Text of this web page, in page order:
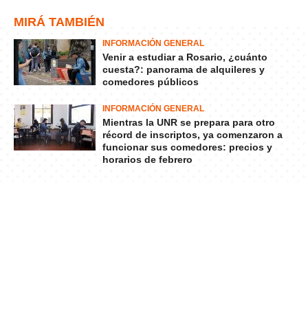
MIRÁ TAMBIÉN
INFORMACIÓN GENERAL
Venir a estudiar a Rosario, ¿cuánto
cuesta?: panorama de alquileres y
comedores públicos
INFORMACIÓN GENERAL
Mientras la UNR se prepara para otro
récord de inscriptos, ya comenzaron a
funcionar sus comedores: precios y
horarios de febrero